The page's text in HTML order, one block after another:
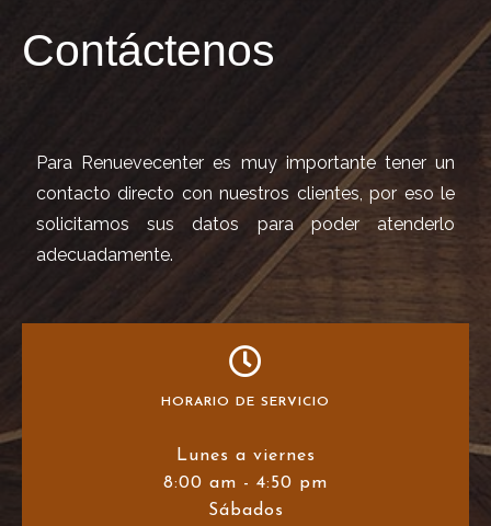
Contáctenos
Para Renuevecenter es muy importante tener un
contacto directo con nuestros clientes, por eso le
solicitamos sus datos para poder atenderlo
adecuadamente.
HORARIO DE SERVICIO
Lunes a viernes
8:00 am - 4:50 pm
Sábados